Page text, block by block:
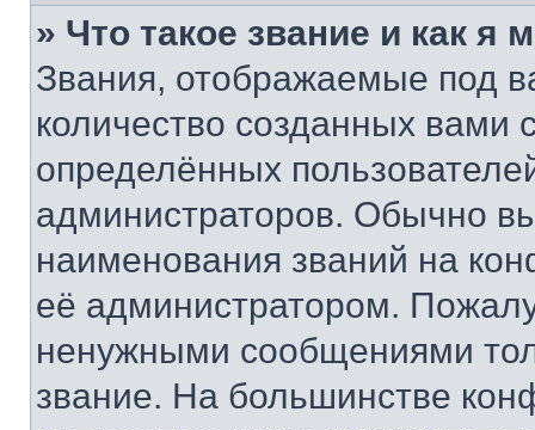
» Что такое звание и как я
Звания, отображаемые под
количество созданных
определённых
администраторов. Обычно
наименования званий на
её администратором.
ненужными сообщениями
звание. На большинстве